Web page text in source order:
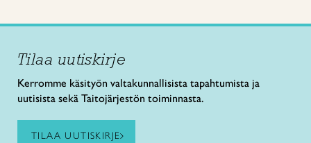
Tilaa uutiskirje
Kerromme käsityön valtakunnallisista tapahtumista ja
uutisista sekä Taitojärjestön toiminnasta.
TILAA UUTISKIRJE